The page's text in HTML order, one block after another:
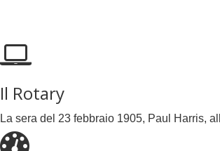
Il Rotary
La sera del 23 febbraio 1905, Paul Harris,